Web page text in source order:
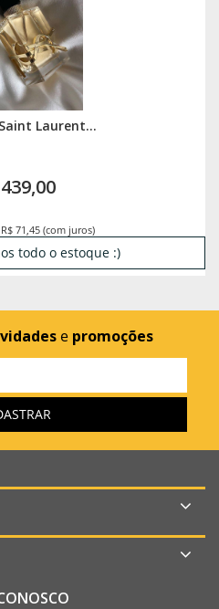
Laurent...
71,45 (com juros)
todo o estoque :)
e promoções